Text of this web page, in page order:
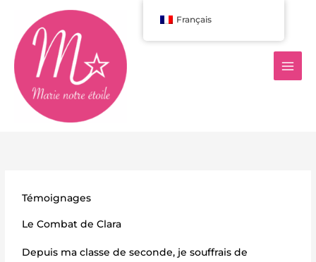
contenu
Témoignages
Le Combat de Clara
Depuis ma classe de seconde, je souffrais de
Français